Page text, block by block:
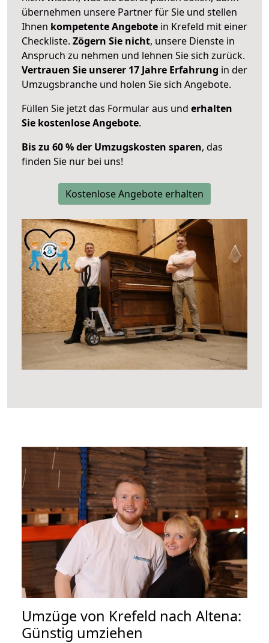
übernehmen unsere Partner für Sie und stellen
Ihnen kompetente Angebote in Krefeld mit einer
Checkliste. Zögern Sie nicht, unsere Dienste in
Anspruch zu nehmen und lehnen Sie sich zurück.
Vertrauen Sie unserer 17 Jahre Erfahrung in der
Umzugsbranche und holen Sie sich Angebote.
Füllen Sie jetzt das Formular aus und erhalten
Sie kostenlose Angebote.
Bis zu 60 % der Umzugskosten sparen, das
finden Sie nur bei uns!
Kostenlose Angebote erhalten
Umzüge von Krefeld nach Altena:
Günstig umziehen